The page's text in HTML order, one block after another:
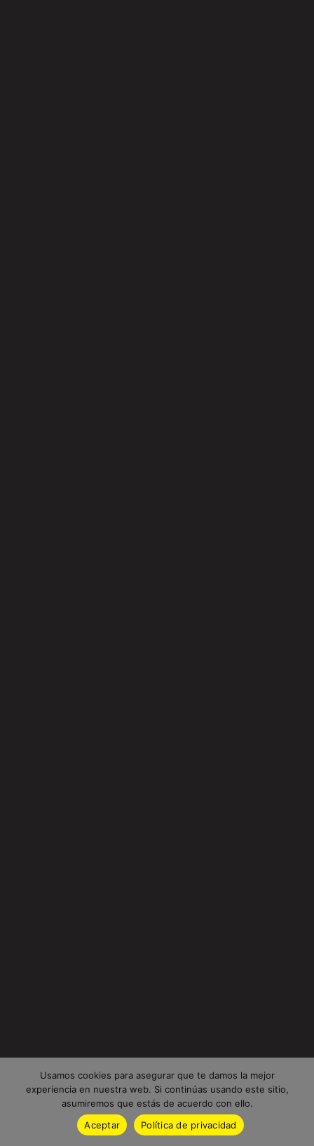
Usamos cookies para asegurar que te damos la mejor
experiencia en nuestra web. Si continúas usando este sitio,
asumiremos que estás de acuerdo con ello.
Aceptar
Política de privacidad